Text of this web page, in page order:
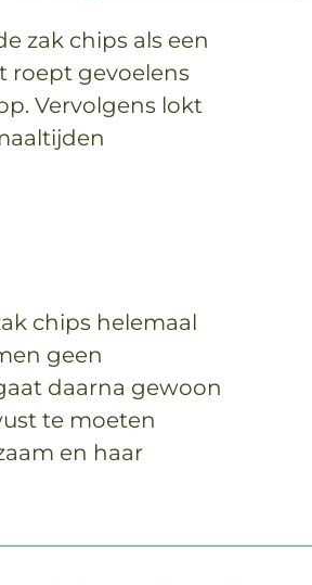
zak chips als een
roept gevoelens
Vervolgens lokt
chips helemaal
geen
daarna gewoon
te moeten
en haar